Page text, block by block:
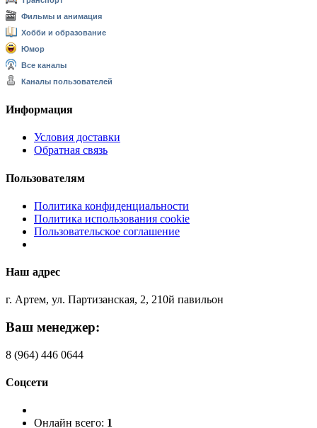
Фильмы и анимация
Хобби и образование
Юмор
Все каналы
Каналы пользователей
Информация
Условия доставки
Обратная связь
Пользователям
Политика конфиденциальности
Политика использования cookie
Пользовательское соглашение
Наш адрес
г. Артем, ул. Партизанская, 2, 210й павильон
Ваш менеджер:
8 (964) 446 0644
Соцсети
Онлайн всего: 1